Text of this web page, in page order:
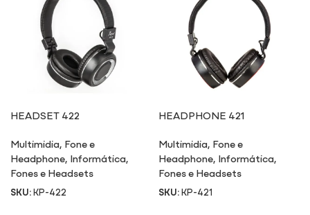
HEADSET 422
Multimidia, Fone e
Headphone, Informática,
Fones e Headsets
SKU:KP-422
HEADPHONE 421
Multimidia, Fone e
Headphone, Informática,
Fones e Headsets
SKU:KP-421